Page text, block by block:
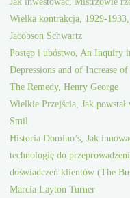
Wielka kontrakcja, 1929-
Jacobson Schwartz
Postęp i ubóstwo, An Inquiry
Depressions and of Increase
The Remedy, Henry George
Wielkie Przejścia, Jak powstał
Smil
Historia Domino’s, Jak
technologię do
doświadczeń klientów (The
Marcia Layton Turner